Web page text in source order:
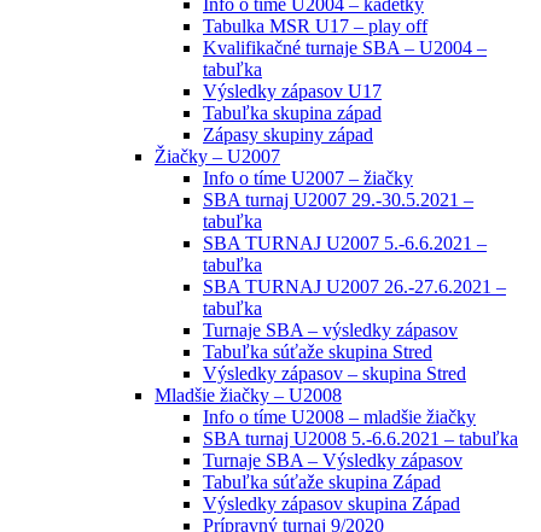
Tabulka MSR U17 – play off
Kvalifikačné turnaje SBA – U2004 –
tabuľka
Výsledky zápasov U17
Tabuľka skupina západ
Zápasy skupiny západ
Žiačky – U2007
Info o tíme U2007 – žiačky
SBA turnaj U2007 29.-30.5.2021 –
tabuľka
SBA TURNAJ U2007 5.-6.6.2021 –
tabuľka
SBA TURNAJ U2007 26.-27.6.2021 –
tabuľka
Turnaje SBA – výsledky zápasov
Tabuľka súťaže skupina Stred
Výsledky zápasov – skupina Stred
Mladšie žiačky – U2008
Info o tíme U2008 – mladšie žiačky
SBA turnaj U2008 5.-6.6.2021 – tabuľka
Turnaje SBA – Výsledky zápasov
Tabuľka súťaže skupina Západ
Výsledky zápasov skupina Západ
Prípravný turnaj 9/2020